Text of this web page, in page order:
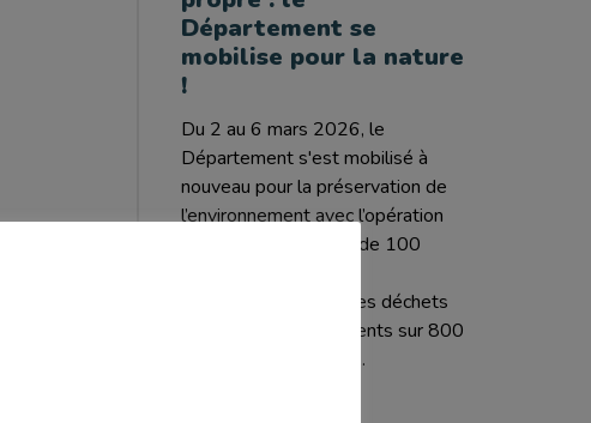
Département se
mobilise pour la nature
!
Du 2 au 6 mars 2026, le
Département s'est mobilisé à
nouveau pour la préservation de
l’environnement avec l’opération
Somme propre : plus de 100
simultanément tous les déchets
jonchant les accotements sur 800
km de routes gérées...